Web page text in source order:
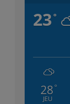
23°
28 °
JEU